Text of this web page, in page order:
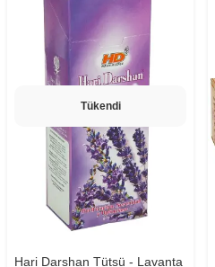
Tükendi
Hari Darshan Tütsü - Lavanta